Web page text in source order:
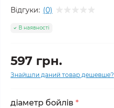
Відгуки: (0)
В наявності
597 грн.
Знайшли даний товар дешевше?
дiаметр бойлiв *